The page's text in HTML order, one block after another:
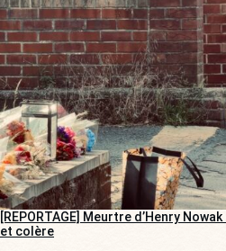
[REPORTAGE] Meurtre d’Henry
et colère